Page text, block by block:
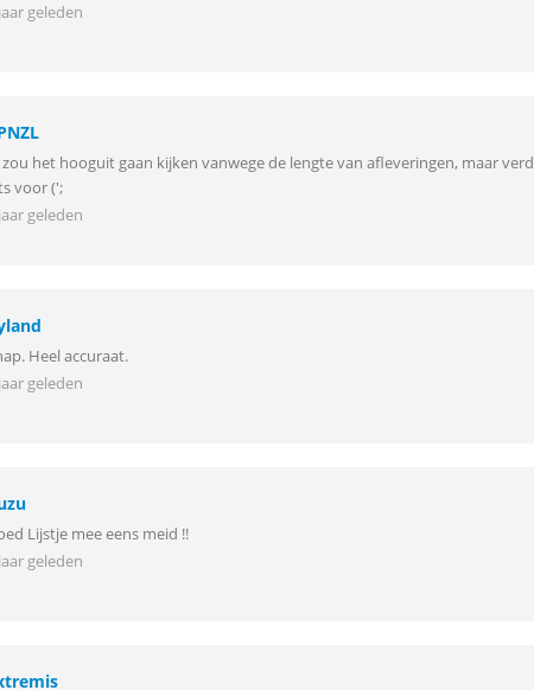
geleden
zou het hooguit gaan kijken vanwege de lengte van afleveringen, maar
voor (';
geleden
Heel accuraat.
geleden
Lijstje mee eens meid !!
geleden